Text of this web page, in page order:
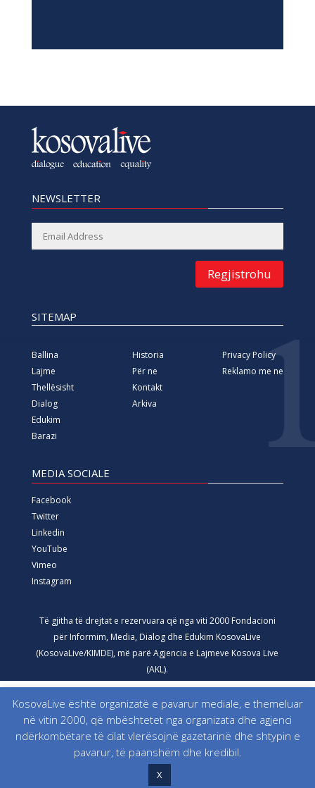
NEWSLETTER
Regjistrohu
SITEMAP
Ballina
Lajme
Thellësisht
Dialog
Edukim
Barazi
Historia
Për ne
Kontakt
Arkiva
Privacy Policy
Reklamo me ne
MEDIA SOCIALE
Facebook
Twitter
Linkedin
YouTube
Vimeo
Instagram
Të gjitha të drejtat e rezervuara që nga viti 2000 Fondacioni
për Informim, Media, Dialog dhe Edukim KosovaLive
(KosovaLive/KIMDE), më parë Agjencia e Lajmeve Kosova Live
(AKL).
KosovaLive është organizatë e pavarur mediale, e themeluar
në vitin 2000, që mbështetet nga organizata dhe agjenci
ndërkombëtare të cilat vlerësojnë gazetarinë dhe shtypin e
pavarur, të paanshëm dhe kredibil.
X